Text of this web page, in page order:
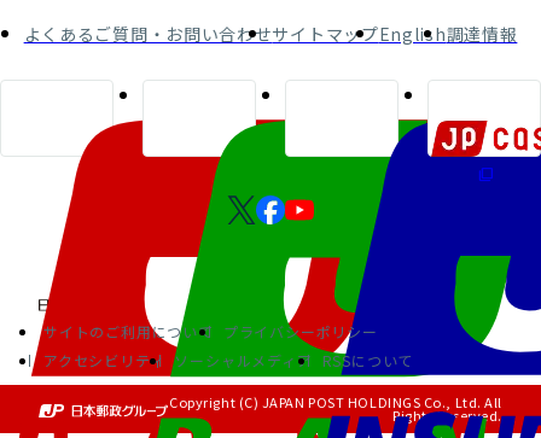
よくあるご質問・お問い合わせサイトマップEnglish調達情報
サイトのご利用について
プライバシーポリシー
アクセシビリティ
ソーシャルメディア RSSについて
Copyright (C) JAPAN POST HOLDINGS Co., Ltd. All
Rights Reserved.